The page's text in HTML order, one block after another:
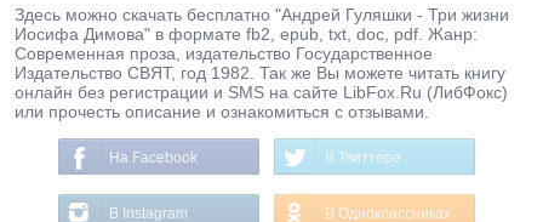
Здесь можно скачать бесплатно "Андрей Гуляшки - Три жизни
Иосифа Димова" в формате fb2, epub, txt, doc, pdf. Жанр:
Современная проза, издательство Государственное
Издательство СВЯТ, год 1982. Так же Вы можете читать книгу
онлайн без регистрации и SMS на сайте LibFox.Ru (ЛибФокс)
или прочесть описание и ознакомиться с отзывами.
На Facebook В Твиттере
В Instagram В Одноклассниках